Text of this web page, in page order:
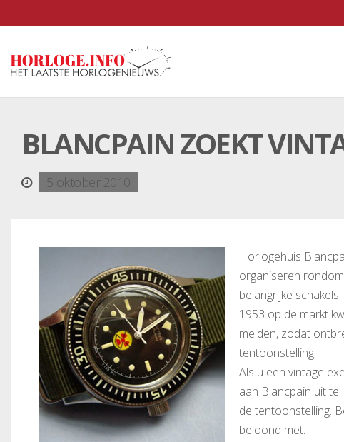
BLANCPAIN ZOEKT
5 oktober 2010
Horlogehuis
organiseren
belangrijke
1953 op de markt
melden, zodat
tentoonstelling.
Als u een vintage
aan Blancpain uit
de tentoonstelling.
beloond met: